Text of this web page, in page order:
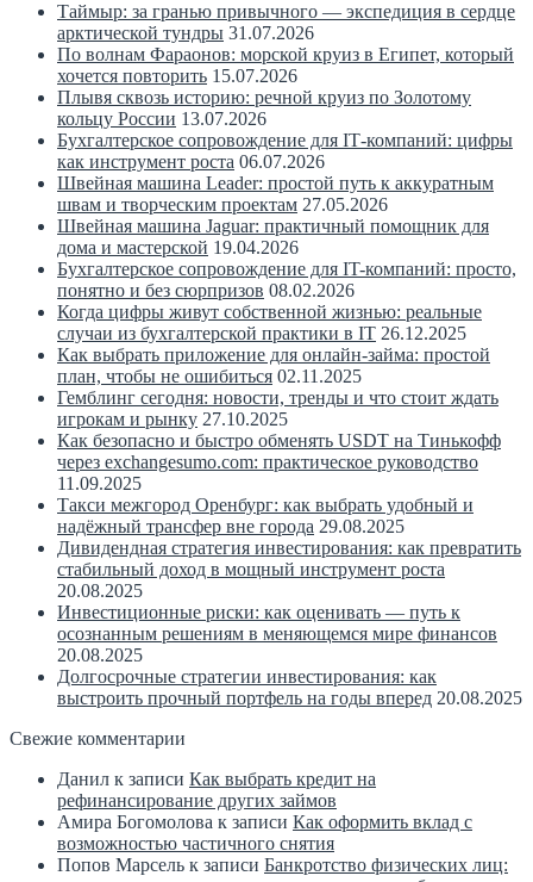
Таймыр: за гранью привычного — экспедиция в сердце
арктической тундры 31.07.2026
По волнам Фараонов: морской круиз в Египет, который
хочется повторить 15.07.2026
Плывя сквозь историю: речной круиз по Золотому
кольцу России 13.07.2026
Бухгалтерское сопровождение для IT‑компаний: цифры
как инструмент роста 06.07.2026
Швейная машина Leader: простой путь к аккуратным
швам и творческим проектам 27.05.2026
Швейная машина Jaguar: практичный помощник для
дома и мастерской 19.04.2026
Бухгалтерское сопровождение для IT-компаний: просто,
понятно и без сюрпризов 08.02.2026
Когда цифры живут собственной жизнью: реальные
случаи из бухгалтерской практики в IT 26.12.2025
Как выбрать приложение для онлайн-займа: простой
план, чтобы не ошибиться 02.11.2025
Гемблинг сегодня: новости, тренды и что стоит ждать
игрокам и рынку 27.10.2025
Как безопасно и быстро обменять USDT на Тинькофф
через exchangesumo.com: практическое руководство
11.09.2025
Такси межгород Оренбург: как выбрать удобный и
надёжный трансфер вне города 29.08.2025
Дивидендная стратегия инвестирования: как превратить
стабильный доход в мощный инструмент роста
20.08.2025
Инвестиционные риски: как оценивать — путь к
осознанным решениям в меняющемся мире финансов
20.08.2025
Долгосрочные стратегии инвестирования: как
выстроить прочный портфель на годы вперед 20.08.2025
Свежие комментарии
Данил к записи Как выбрать кредит на
рефинансирование других займов
Амира Богомолова к записи Как оформить вклад с
возможностью частичного снятия
Попов Марсель к записи Банкротство физических лиц: